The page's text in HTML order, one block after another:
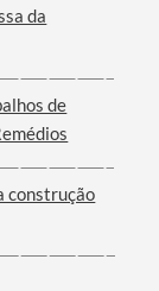
da
de
construção